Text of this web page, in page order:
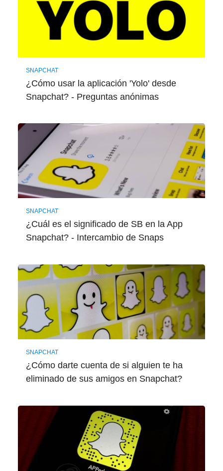
SNAPCHAT
¿Cómo usar la aplicación 'Yolo' desde
Snapchat? - Preguntas anónimas
SNAPCHAT
¿Cuál es el significado de SB en la App
Snapchat? - Intercambio de Snaps
SNAPCHAT
¿Cómo darte cuenta de si alguien te ha
eliminado de sus amigos en Snapchat?